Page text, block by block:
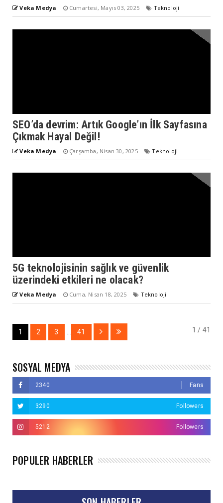
Veka Medya Cumartesi, Mayıs 03, 2025 Teknoloji
SEO’da devrim: Artık Google’ın İlk Sayfasına
Çıkmak Hayal Değil!
Veka Medya Çarşamba, Nisan 30, 2025 Teknoloji
5G teknolojisinin sağlık ve güvenlik
üzerindeki etkileri ne olacak?
Veka Medya Cuma, Nisan 18, 2025 Teknoloji
1 / 41
1 2 3 41
SOSYAL MEDYA
2340 Fans
3290 Followers
5212 Followers
POPÜLER HABERLER